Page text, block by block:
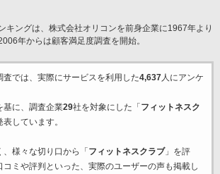
キングは、株式会社オリコンを前身企業に1967年より
年からは顧客満足度調査を開始。
査では、実際にサービスを利用した4,637人にアンケ
基に、調査企業29社を対象にした「 フィットネスク
しています。
様々な切り口から「 フィットネスクラブ」を評
ミや評判といった、実際のユーザーの声も掲載し